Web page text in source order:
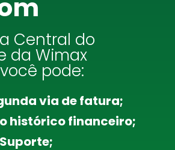
Central do
da Wimax
pode:
via de fatura;
histórico financeiro;